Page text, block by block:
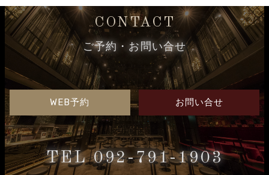
CONTACT
ご予約・お問い合せ
WEB予約 お問い合せ
TEL 092-791-1903